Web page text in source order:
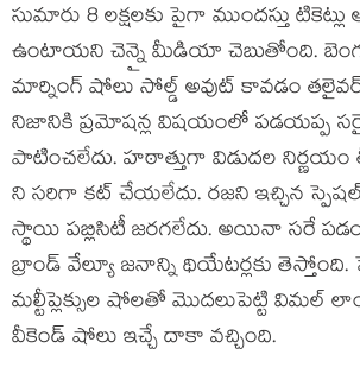
సుమారు 8 లక్షలకు పైగా ముందస్తు
ఉంటాయని చెన్నై మీడియా చెబుతోంది.
మార్నింగ్ షోలు సోల్డ్ అవుట్ కావడం తలైవర్
నిజానికి ప్రమోషన్ల విషయంలో పడయప్ప
పాటించలేదు. హఠాత్తుగా విడుదల నిర్ణయం
ని సరిగా కట్ చేయలేదు. రజని ఇచ్చిన స్పెషల్
స్థాయి పబ్లిసిటీ జరగలేదు. అయినా సరే
బ్రాండ్ వేల్యూ జనాన్ని థియేటర్లకు
మల్టీప్లెక్సుల షోలతో మొదలుపెట్టి విమల్
వీకెండ్ షోలు ఇచ్చే దాకా వచ్చింది.